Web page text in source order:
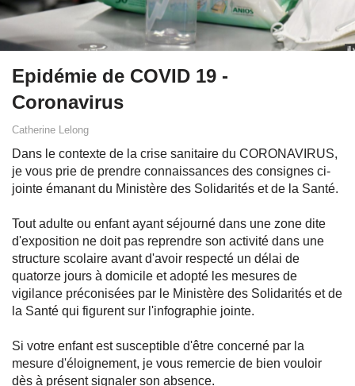
Epidémie de COVID 19 -
Coronavirus
Catherine Lelong
Dans le contexte de la crise sanitaire du CORONAVIRUS,
je vous prie de prendre connaissances des consignes ci-
jointe émanant du Ministère des Solidarités et de la Santé.
Tout adulte ou enfant ayant séjourné dans une zone dite
d'exposition ne doit pas reprendre son activité dans une
structure scolaire avant d'avoir respecté un délai de
quatorze jours à domicile et adopté les mesures de
vigilance préconisées par le Ministère des Solidarités et de
la Santé qui figurent sur l'infographie jointe.
Si votre enfant est susceptible d'être concerné par la
mesure d'éloignement, je vous remercie de bien vouloir
dès à présent signaler son absence.